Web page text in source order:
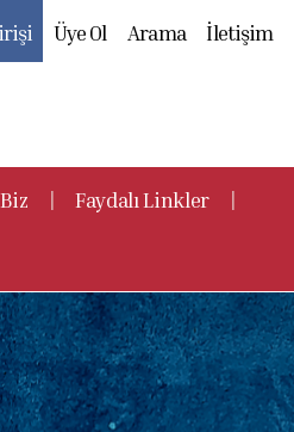
Üye Ol Arama İletişim
| Faydalı Linkler |